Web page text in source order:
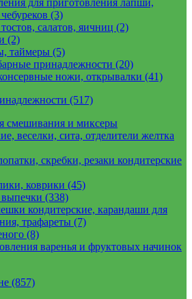
для приготовления лапши,
(3)
салатов, яичниц (2)
(2)
таймеры (5)
принадлежности (20)
ножи, открывалки (41)
(517)
смешивания и миксеры
веселки, сита, отделители желтка
скребки, резаки кондитерские
коврики (45)
(338)
кондитерские, карандаши для
трафареты (7)
(8)
варенья и фруктовых начинок
(857)